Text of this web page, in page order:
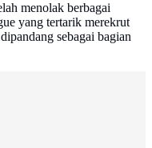
menolak berbagai
yang tertarik merekrut
sebagai bagian